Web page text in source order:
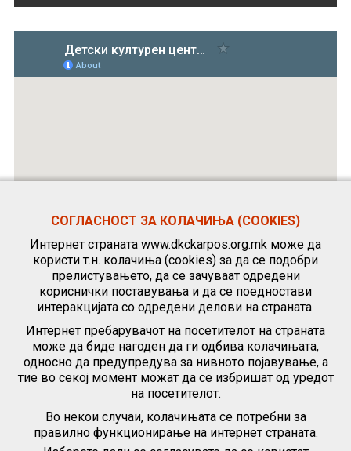
СОГЛАСНОСТ ЗА КОЛАЧИЊА (COOKIES)
Интернет страната www.dkckarpos.org.mk може да
користи т.н. колачиња (cookies) за да се подобри
прелистувањето, да се зачуваат одредени
кориснички поставувања и да се поедностави
интеракцијата со одредени делови на страната.
Интернет пребарувачот на посетителот на страната
може да биде нагоден да ги одбива колачињата,
односно да предупредува за нивното појавување, а
тие во секој момент можат да се избришат од уредот
на посетителот.
Во некои случаи, колачињата се потребни за
правилно функционирање на интернет страната.